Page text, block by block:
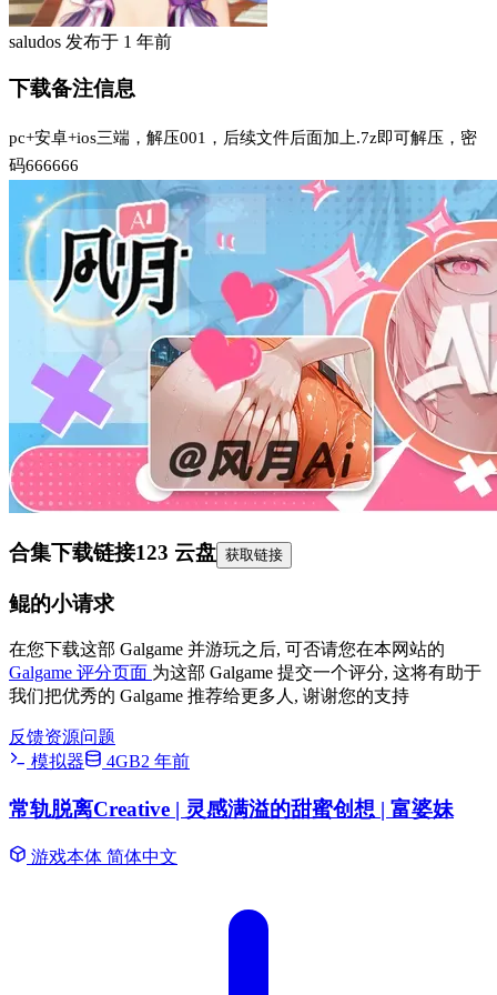
saludos 发布于 1 年前
下载备注信息
pc+安卓+ios三端，解压001，后续文件后面加上.7z即可解压，密
码666666
合集下载链接123 云盘 获取链接
鲲的小请求
在您下载这部 Galgame 并游玩之后, 可否请您在本网站的
Galgame 评分页面 为这部 Galgame 提交一个评分, 这将有助于
我们把优秀的 Galgame 推荐给更多人, 谢谢您的支持
反馈资源问题
模拟器
4GB2 年前
常轨脱离Creative | 灵感满溢的甜蜜创想 | 富婆妹
游戏本体 简体中文